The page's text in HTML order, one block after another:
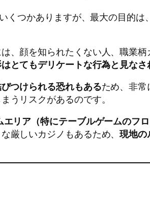
つかありますが、最大の目的は、
、顔を知られたくない人、職業柄
とてもデリケートな行為と見な
つけられる恐れもあるため、非常
うリスクがあるのです。
エリア（特にテーブルゲームのフ
厳しいカジノもあるため、現地の